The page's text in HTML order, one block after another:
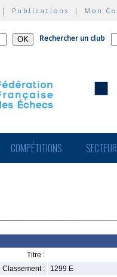
| Publications | Mon
Rechercher un club
COMPÉTITIONS
Titre :
Classement :
1299 E